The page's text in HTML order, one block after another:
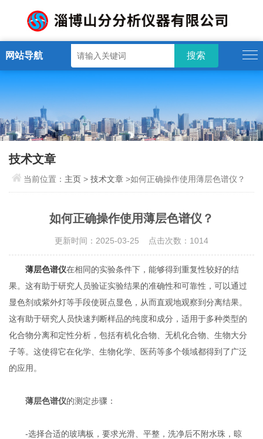
网站导航
技术文章
当前位置： 主页 >技术文章 >如何正确操作使用薄层色谱仪？
如何正确操作使用薄层色谱仪？
更新时间：2025-03-25 点击次数：1014
薄层色谱仪在相同的实验条件下，能够得到重复性较好的结
果。这有助于研究人员验证实验结果的准确性和可靠性，可以通过
显色剂或紫外灯等手段使斑点显色，从而直观地观察到分离结果。
这有助于研究人员快速判断样品的纯度和成分，适用于多种类型的
化合物分离和定性分析，包括有机化合物、无机化合物、生物大分
子等。这使得它在化学、生物化学、医药等多个领域都得到了广泛
的应用。
薄层色谱仪的测定步骤：
-选择合适的玻璃板，要求光滑、平整，洗净后不附水珠，晾